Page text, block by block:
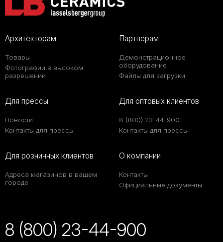
Архитекторам
Товары
Фотографии в высоком
разрешении
Партнерам
Демонстрационное
оборудование
Файлы для загрузки
Для прессы
Новости
Контакты для прессы
Для оптовых клиентов
8 (800) 23-44-900
Контакты для прессы
Для розничных клиентов
Адреса магазинов в вашем
городе
О компании
Контакты
Официальные документы
8 (800) 23-44-900